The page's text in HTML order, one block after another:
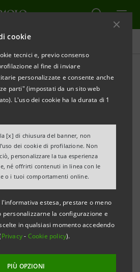
cookie
tecnici e, previo consenso
al fine di inviare
personalizzate e consente anche
parti" (impostati da un sito web
L'uso dei cookie ha la durata di 1
[x] di chiusura del banner, non
dei cookie di profilazione. Non
personalizzare la tua esperienza
né offrirti contenuti in linea con le
o i tuoi comportamenti online.
estesa, prestare o meno
personalizzarne la configurazione e
in qualsiasi momento accedendo
Privacy- Cookie policy).
PIÙ OPZIONI
ACQUISISCE FIRST BANK
PRESENZA DEL GRUPPO IN
- Intesa Sanpaolo rafforza la
Centro-Est Europa attraverso
First Bank S.A. (Romania)
privato statunitense J.C.
Tiger Holdings S.A.R.L.,
di First Bank S.A., hanno
La transazione dovrebbe